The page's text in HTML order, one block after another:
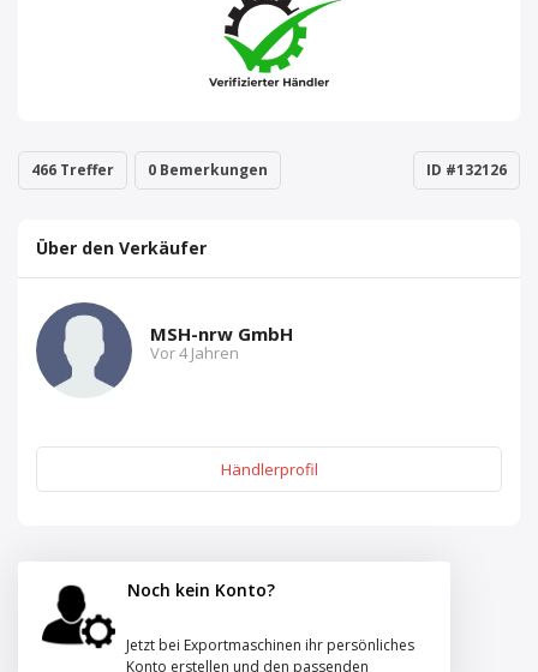
466 Treffer 0 Bemerkungen ID #132126
Über den Verkäufer
MSH-nrw GmbH
Vor 4 Jahren
Händlerprofil
Noch kein Konto?
Jetzt bei Exportmaschinen ihr persönliches
Konto erstellen und den passenden